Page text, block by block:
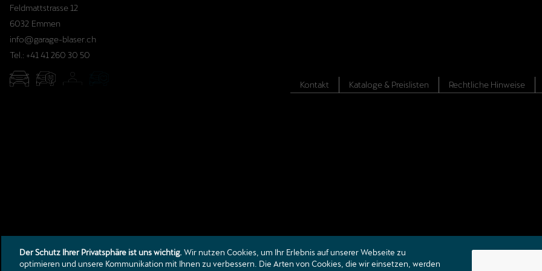
Feldmattstrasse 12
6032 Emmen
info@garage-blaser.ch
Tel.: +41 41 260 30 50
Kontakt Kataloge & Preislisten Rechtliche Hinweise
Der Schutz Ihrer Privatsphäre ist uns wichtig. Wir nutzen Cookies, um Ihr Erlebnis auf unserer Webseite zu
optimieren und unsere Kommunikation mit Ihnen zu verbessern. Die Arten von Cookies, die wir einsetzen, werden